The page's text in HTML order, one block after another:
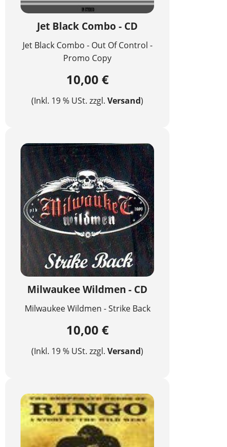
Jet Black Combo - CD
Jet Black Combo - Out Of Control -
Promo Copy
10,00 €
(Inkl. 19 % USt. zzgl. Versand)
Milwaukee Wildmen - CD
Milwaukee Wildmen - Strike Back
10,00 €
(Inkl. 19 % USt. zzgl. Versand)